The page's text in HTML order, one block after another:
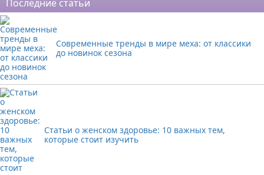
Последние статьи
Современные тренды в мире меха: от классики
до новинок сезона
Статьи о женском здоровье: 10 важных тем,
которые стоит изучить